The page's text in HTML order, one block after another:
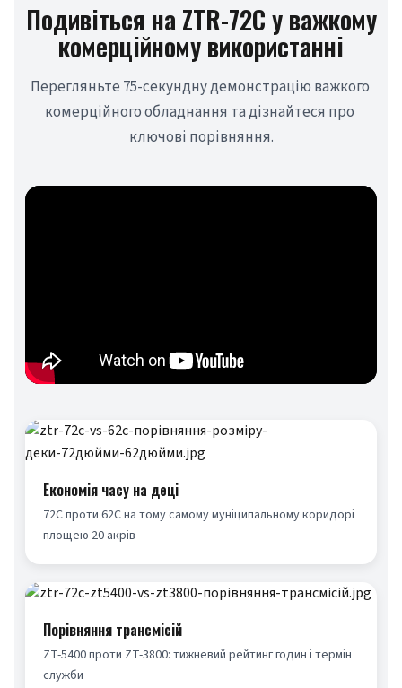
Подивіться на ZTR-72C у важкому
комерційному використанні
Перегляньте 75-секундну демонстрацію важкого
комерційного обладнання та дізнайтеся про
ключові порівняння.
Економія часу на деці
72C проти 62C на тому самому муніципальному коридорі
площею 20 акрів
Порівняння трансмісій
ZT-5400 проти ZT-3800: тижневий рейтинг годин і термін
служби